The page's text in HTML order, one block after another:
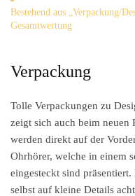
Bestehend aus „Verpackung/
Gesamtwertung
Verpackung
Tolle Verpackungen zu
zeigt sich auch beim neuen
werden direkt auf der
Ohrhörer, welche in einem
eingesteckt sind
selbst auf kleine Details